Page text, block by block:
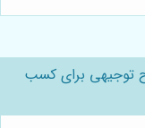
توجیهی برای کسب